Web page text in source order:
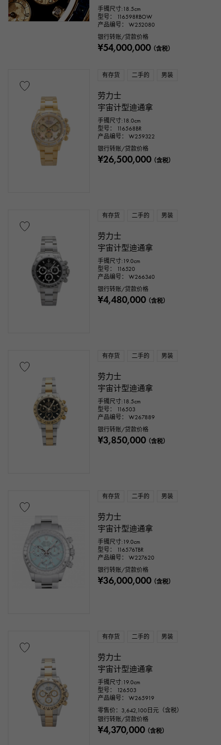
手镯尺寸:18.5cm
型号： 116598RBOW
产品编号： W252080
银行转账/贷款价格
¥54,000,000（含税）
有存货 二手的 男装
劳力士
宇宙计型迪通拿
手镯尺寸:18.0cm
型号： 116568BR
产品编号： W259322
银行转账/贷款价格
¥26,500,000（含税）
有存货 二手的 男装
劳力士
宇宙计型迪通拿
手镯尺寸:19.0cm
型号： 116520
产品编号： W266340
银行转账/贷款价格
¥4,480,000（含税）
有存货 二手的 男装
劳力士
宇宙计型迪通拿
手镯尺寸:18.5cm
型号： 116503
产品编号： W267889
银行转账/贷款价格
¥3,850,000（含税）
有存货 二手的 男装
劳力士
宇宙计型迪通拿
手镯尺寸:19.0cm
型号： 116576TBR
产品编号： W227620
银行转账/贷款价格
¥36,000,000（含税）
有存货 二手的 男装
劳力士
宇宙计型迪通拿
手镯尺寸:19.0cm
型号： 126503
产品编号： W265919
零售价： 3,642,100 日元（含税）
银行转账/贷款价格
¥4,370,000（含税）